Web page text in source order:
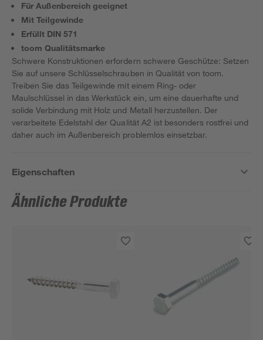
Für Außenbereich geeignet
Mit Teilgewinde
Erfüllt DIN 571
toom Qualitätsmarke
Schwere Konstruktionen erfordern schwere Geschütze: Setzen
Sie auf unsere Schlüsselschrauben in Qualität von toom.
Treiben Sie das Teilgewinde mit einem Ring- oder
Maulschlüssel in das Werkstück ein, um eine dauerhafte und
solide Verbindung mit Holz und Metall herzustellen. Der
verarbeitete Edelstahl der Qualität A2 ist besonders rostfrei und
daher auch im Außenbereich problemlos einsetzbar.
Eigenschaften
Ähnliche Produkte